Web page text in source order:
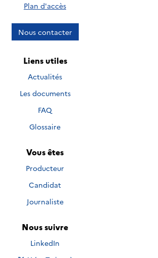
Plan d'accès
Nous contacter
Liens utiles
Actualités
Les documents
FAQ
Glossaire
Vous êtes
Producteur
Candidat
Journaliste
Nous suivre
Nous suivre sur
LinkedIn